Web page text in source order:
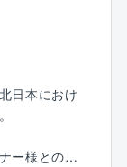
の継続と
め、ワーク
日本におけ
ー様との交